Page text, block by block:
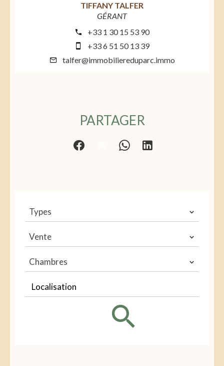
TIFFANY TALFER
GÉRANT
+33 1 30 15 53 90
+33 6 51 50 13 39
talfer@immobiliereduparc.immo
PARTAGER
Types
Vente
Chambres
Localisation